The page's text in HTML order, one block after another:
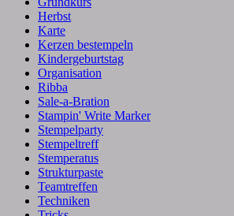
Herbst
Karte
Kerzen bestempeln
Kindergeburtstag
Organisation
Ribba
Sale-a-Bration
Stampin' Write Marker
Stempelparty
Stempeltreff
Stemperatus
Strukturpaste
Teamtreffen
Techniken